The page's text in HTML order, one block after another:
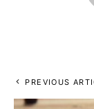
PREVIOUS